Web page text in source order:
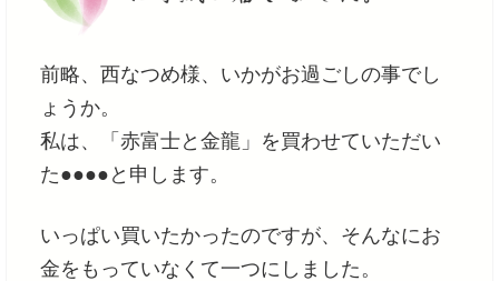
前略、西なつめ様、いかがお過ごしの事でし
ょうか。
私は、「赤富士と金龍」を買わせていただい
た●●●●と申します。
いっぱい買いたかったのですが、そんなにお
金をもっていなくて一つにしました。